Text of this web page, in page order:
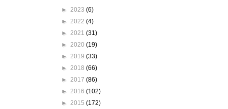
► 2023 (6)
► 2022 (4)
► 2021 (31)
► 2020 (19)
► 2019 (33)
► 2018 (66)
► 2017 (86)
► 2016 (102)
► 2015 (172)